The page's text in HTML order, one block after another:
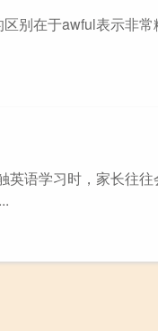
别在于awful表示非常
英语学习时，家长往往